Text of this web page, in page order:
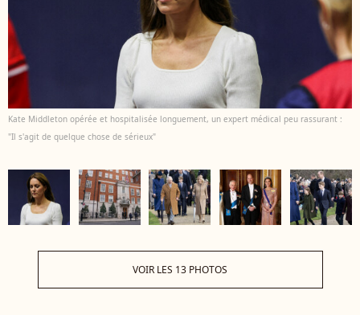
Kate Middleton opérée et hospitalisée longuement, un expert médical peu rassurant :
"Il s'agit de quelque chose de sérieux"
VOIR LES 13 PHOTOS